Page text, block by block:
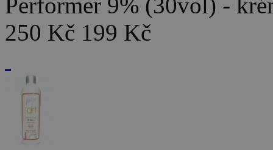
250 Kč 199 Kč